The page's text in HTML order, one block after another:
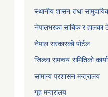
स्थानीय शासन तथा
नेपालभरका साबिक र हालका
नेपाल सरकारको पोर्टल
जिल्ला समन्वय समितिको
सामान्य प्रशासन मन्त्रालय
गृह मन्त्रालय